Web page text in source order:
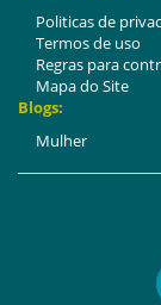
Politicas de
Termos de uso
Regras para
Mapa do Site
Blogs:
Mulher